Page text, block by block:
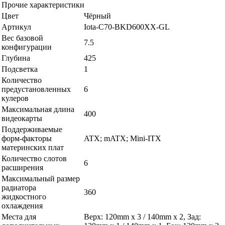
Прочие характеристики
Цвет
Чёрный
Артикул
Iota-C70-BKD600XX-GL
Вес базовой
конфигурации
7.5
Глубина
425
Подсветка
1
Количество
предустановленных
кулеров
6
Максимальная длина
видеокарты
400
Поддерживаемые
форм-факторы
материнских плат
ATX; mATX; Mini-ITX
Количество слотов
расширения
6
Максимальный размер
радиатора
жидкостного
охлаждения
360
Места для
Верх: 120mm x 3 / 140mm x 2, Зад: